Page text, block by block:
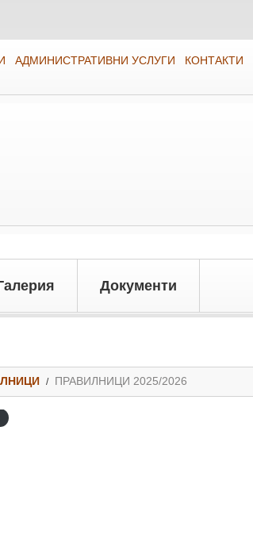
АДМИНИСТРАТИВНИ УСЛУГИ КОНТАКТИ
Документи
ПРАВИЛНИЦИ 2025/2026